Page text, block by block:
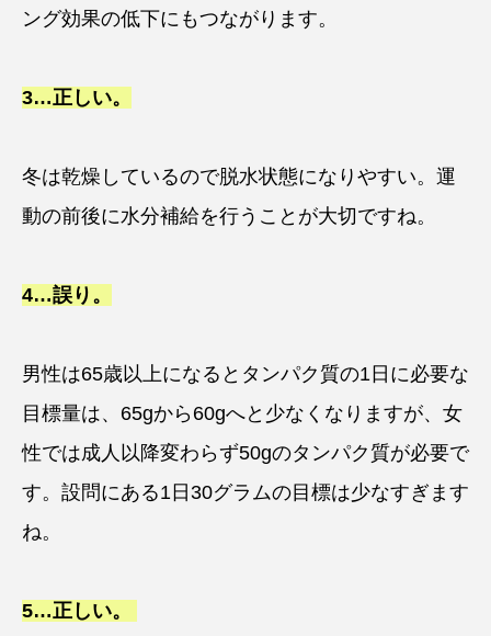
ング効果の低下にもつながります。
3…正しい。
冬は乾燥しているので脱水状態になりやすい。運
動の前後に水分補給を行うことが大切ですね。
4…誤り 。
男性は65歳以上になるとタンパク質の1日に必要な
目標量は、65gから60gへと少なくなりますが、女
性では成人以降変わらず50gのタンパク質が必要で
す。設問にある1日30グラムの目標は少なすぎます
ね。
5…正しい。